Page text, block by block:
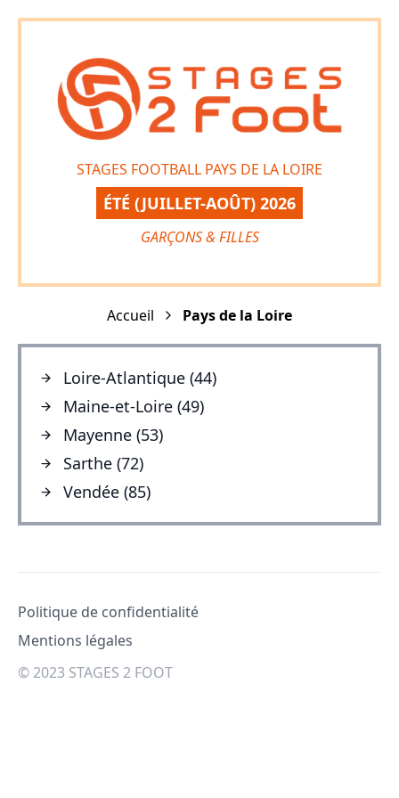
STAGES FOOTBALL PAYS DE LA LOIRE
ÉTÉ (JUILLET-AOÛT) 2026
GARÇONS & FILLES
Accueil Pays de la Loire
Loire-Atlantique (44)
Maine-et-Loire (49)
Mayenne (53)
Sarthe (72)
Vendée (85)
Politique de confidentialité
Mentions légales
© 2023 STAGES 2 FOOT